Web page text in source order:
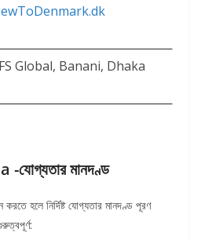
Global, Banani, Dhaka
মানদণ্ড
হলে নির্দিষ্ট যোগ্যতার মানদণ্ড পূরণ